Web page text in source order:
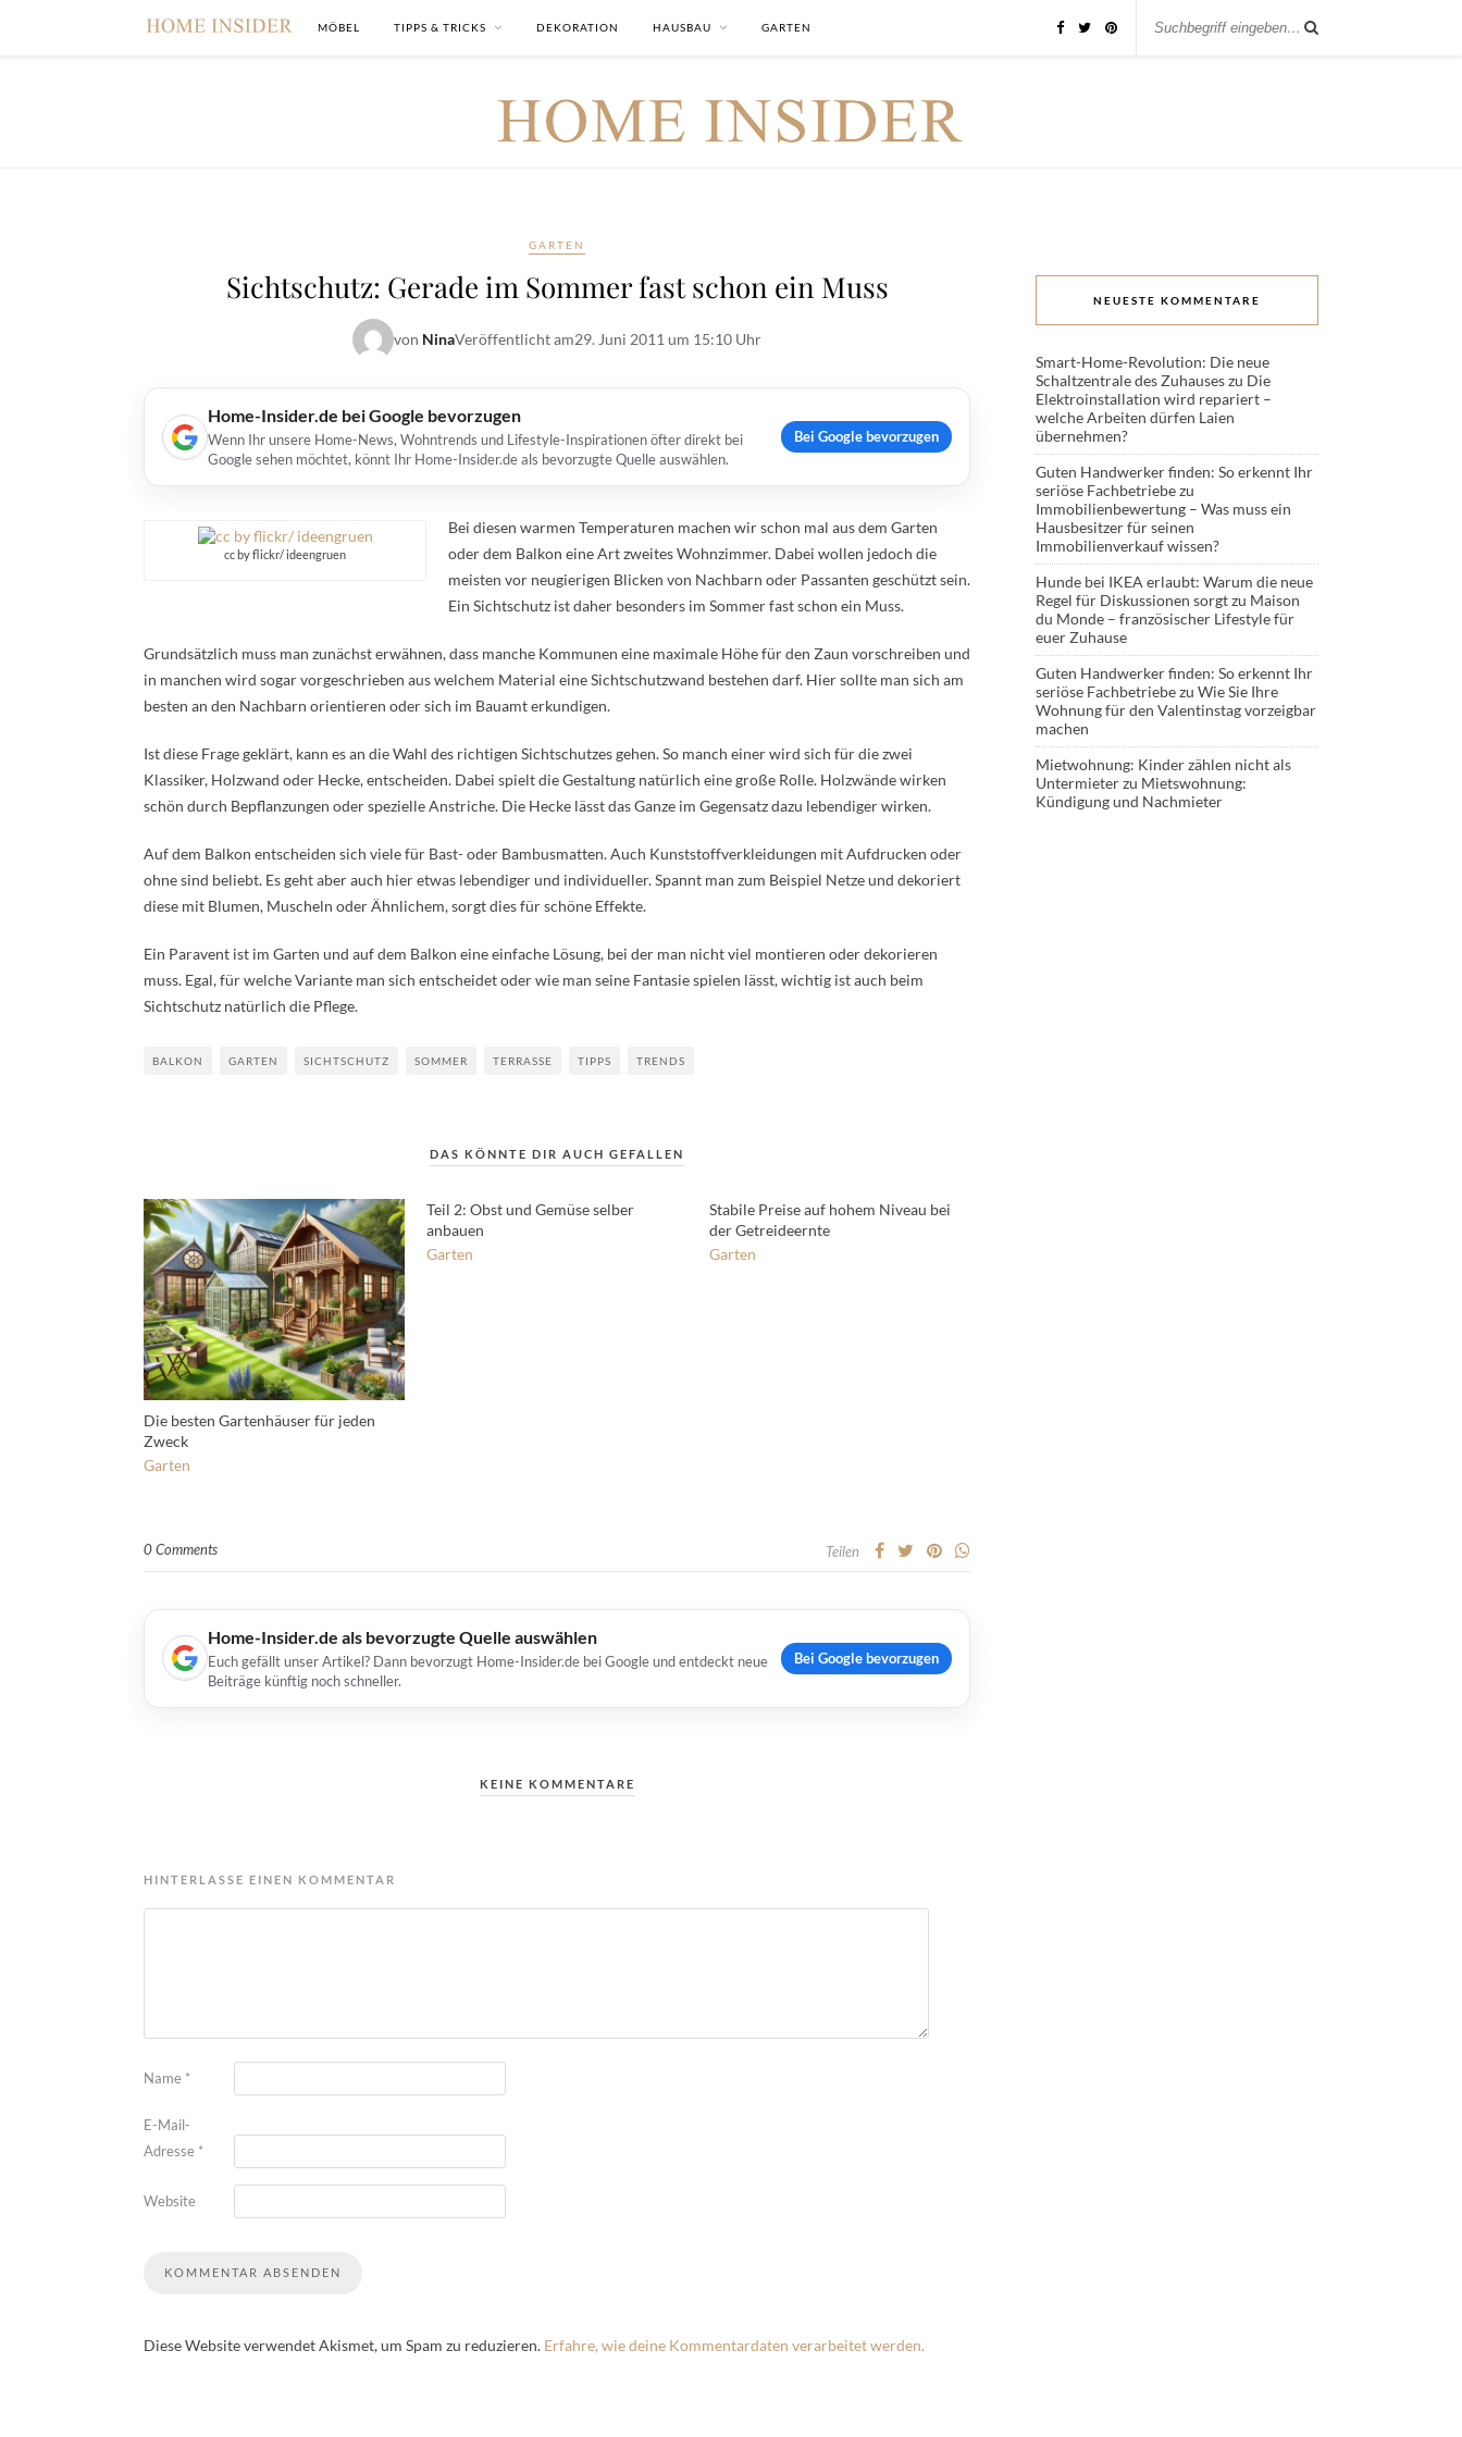
MÖBEL TIPPS & TRICKS DEKORATION HAUSBAU GARTEN
GARTEN
Sichtschutz: Gerade im Sommer fast schon ein Muss
von NinaVeröffentlicht am29. Juni 2011 um 15:10 Uhr
Home-Insider.de bei Google bevorzugen
Wenn Ihr unsere Home-News, Wohntrends und Lifestyle-Inspirationen öfter direkt bei
Google sehen möchtet, könnt Ihr Home-Insider.de als bevorzugte Quelle auswählen.
Bei Google bevorzugen
cc by flickr/ ideengruen
Bei diesen warmen Temperaturen machen wir schon mal aus dem Garten
oder dem Balkon eine Art zweites Wohnzimmer. Dabei wollen jedoch die
meisten vor neugierigen Blicken von Nachbarn oder Passanten geschützt sein.
Ein Sichtschutz ist daher besonders im Sommer fast schon ein Muss.
Grundsätzlich muss man zunächst erwähnen, dass manche Kommunen eine maximale Höhe für den Zaun vorschreiben und
in manchen wird sogar vorgeschrieben aus welchem Material eine Sichtschutzwand bestehen darf. Hier sollte man sich am
besten an den Nachbarn orientieren oder sich im Bauamt erkundigen.
Ist diese Frage geklärt, kann es an die Wahl des richtigen Sichtschutzes gehen. So manch einer wird sich für die zwei
Klassiker, Holzwand oder Hecke, entscheiden. Dabei spielt die Gestaltung natürlich eine große Rolle. Holzwände wirken
schön durch Bepflanzungen oder spezielle Anstriche. Die Hecke lässt das Ganze im Gegensatz dazu lebendiger wirken.
Auf dem Balkon entscheiden sich viele für Bast- oder Bambusmatten. Auch Kunststoffverkleidungen mit Aufdrucken oder
ohne sind beliebt. Es geht aber auch hier etwas lebendiger und individueller. Spannt man zum Beispiel Netze und dekoriert
diese mit Blumen, Muscheln oder Ähnlichem, sorgt dies für schöne Effekte.
Ein Paravent ist im Garten und auf dem Balkon eine einfache Lösung, bei der man nicht viel montieren oder dekorieren
muss. Egal, für welche Variante man sich entscheidet oder wie man seine Fantasie spielen lässt, wichtig ist auch beim
Sichtschutz natürlich die Pflege.
BALKON GARTEN SICHTSCHUTZ SOMMER TERRASSE TIPPS TRENDS
DAS KÖNNTE DIR AUCH GEFALLEN
Die besten Gartenhäuser für jeden
Zweck
Garten
Teil 2: Obst und Gemüse selber
anbauen
Garten
Stabile Preise auf hohem Niveau bei
der Getreideernte
Garten
0 Comments Teilen
Home-Insider.de als bevorzugte Quelle auswählen
Euch gefällt unser Artikel? Dann bevorzugt Home-Insider.de bei Google und entdeckt neue
Beiträge künftig noch schneller.
Bei Google bevorzugen
KEINE KOMMENTARE
HINTERLASSE EINEN KOMMENTAR
Name *
E-Mail-
Adresse *
Website
Diese Website verwendet Akismet, um Spam zu reduzieren. Erfahre, wie deine Kommentardaten verarbeitet werden.
NEUESTE KOMMENTARE
Smart-Home-Revolution: Die neue
Schaltzentrale des Zuhauseszu Die
Elektroinstallation wird repariert –
welche Arbeiten dürfen Laien
übernehmen?
Guten Handwerker finden: So erkennt Ihr
seriöse Fachbetriebezu
Immobilienbewertung – Was muss ein
Hausbesitzer für seinen
Immobilienverkauf wissen?
Hunde bei IKEA erlaubt: Warum die neue
Regel für Diskussionen sorgtzu Maison
du Monde – französischer Lifestyle für
euer Zuhause
Guten Handwerker finden: So erkennt Ihr
seriöse Fachbetriebezu Wie Sie Ihre
Wohnung für den Valentinstag vorzeigbar
machen
Mietwohnung: Kinder zählen nicht als
Untermieterzu Mietswohnung:
Kündigung und Nachmieter